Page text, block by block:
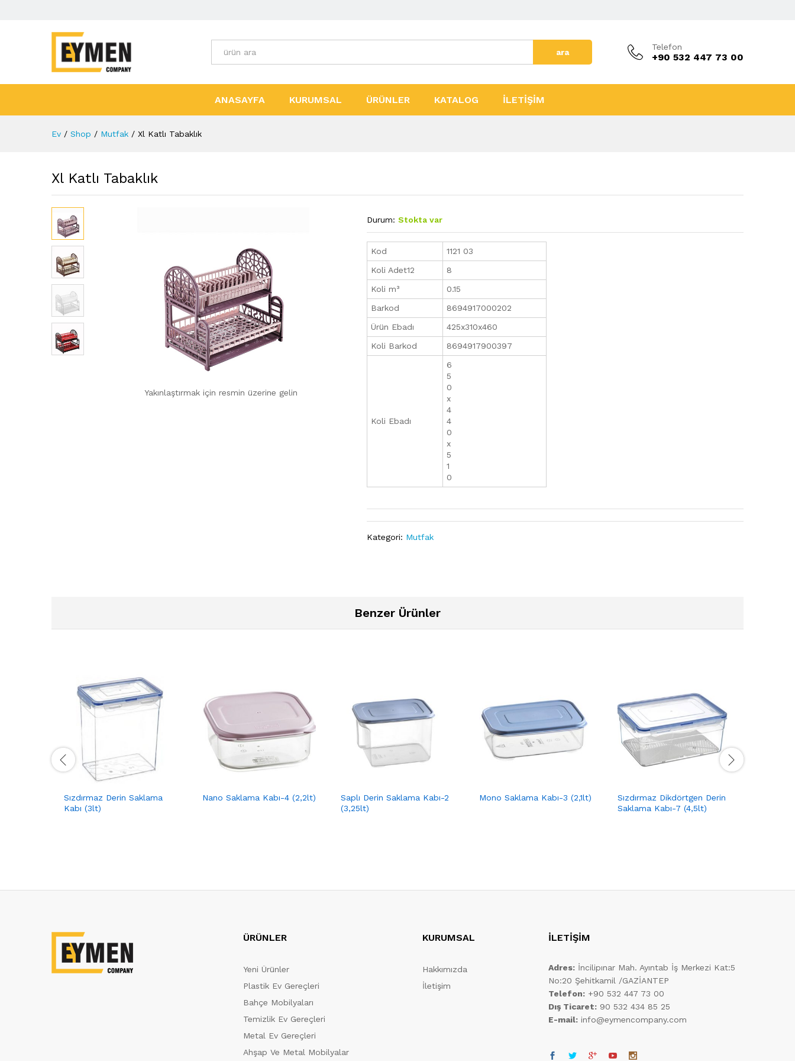
Tüm Kategoriler ara
Telefon
+90 532 447 73 00
ANASAYFA KURUMSAL ÜRÜNLER KATALOG İLETİŞİM
Ev / Shop / Mutfak / Xl Katlı Tabaklık
Xl Katlı Tabaklık
Yakınlaştırmak için resmin üzerine gelin
Durum: Stokta var
Kod
1121 03
Koli Adet12
8
Koli m³
0.15
Barkod
8694917000202
Ürün Ebadı
425x310x460
Koli Barkod
8694917900397
Koli Ebadı
6
5
0
x
4
4
0
x
5
1
0
Kategori: Mutfak
Benzer Ürünler
Sızdırmaz Derin Saklama
Kabı (3lt)
Nano Saklama Kabı-4 (2,2lt)
Saplı Derin Saklama Kabı-2
(3,25lt)
Mono Saklama Kabı-3 (2,1lt)
Sızdırmaz Dikdörtgen Derin
Saklama Kabı-7 (4,5lt)
ÜRÜNLER
Yeni Ürünler
Plastik Ev Gereçleri
Bahçe Mobilyaları
Temizlik Ev Gereçleri
Metal Ev Gereçleri
Ahşap Ve Metal Mobilyalar
KURUMSAL
Hakkımızda
İletişim
İLETİŞİM
Adres: İncilipınar Mah. Ayıntab İş Merkezi Kat:5
No:20 Şehitkamil /GAZİANTEP
Telefon: +90 532 447 73 00
Dış Ticaret: 90 532 434 85 25
E-mail: info@eymencompany.com